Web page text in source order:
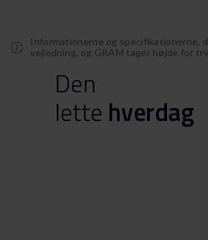
Informationerne og specifikationerne,
vejledning, og GRAM tager højde for
Den
lette hverdag